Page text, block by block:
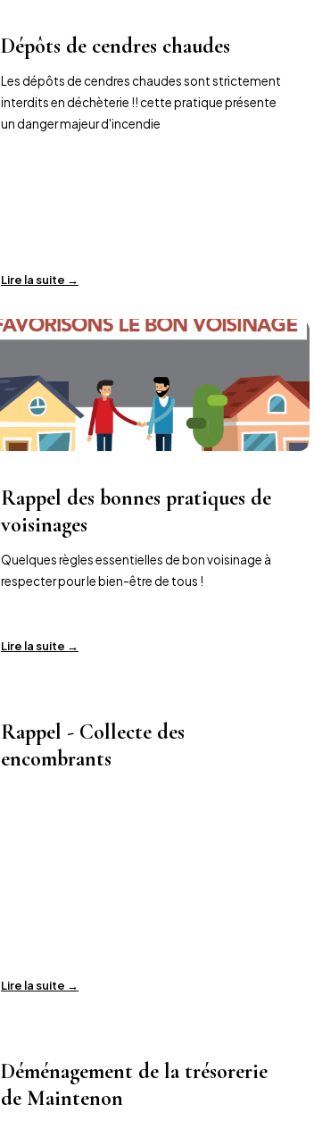
Dépôts de cendres chaudes
Les dépôts de cendres chaudes sont strictement
interdits en déchèterie !! cette pratique présente
un danger majeur d'incendie
Lire la suite →
Rappel des bonnes pratiques de
voisinages
Quelques règles essentielles de bon voisinage à
respecter pour le bien-être de tous !
Lire la suite →
Rappel - Collecte des
encombrants
Lire la suite →
Déménagement de la trésorerie
de Maintenon